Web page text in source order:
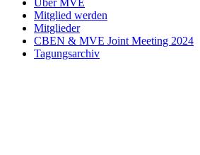
Mitglied werden
Mitglieder
CBEN & MVE Joint Meeting 2024
Tagungsarchiv